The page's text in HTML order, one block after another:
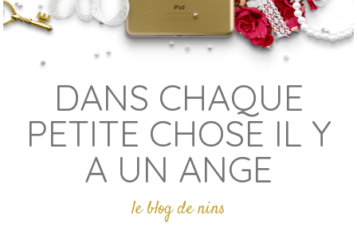
DANS CHAQUE
PETITE CHOSE IL Y
A UN ANGE
le blog de nins